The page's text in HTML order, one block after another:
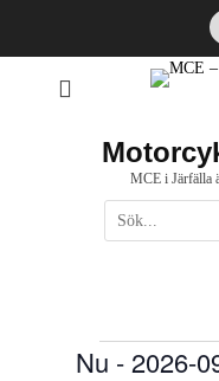
MCE i Järfälla
Sök
efter:
Evenemang
Nu - 2026-